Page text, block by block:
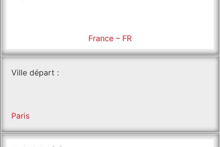
France – FR
Ville départ :
Paris